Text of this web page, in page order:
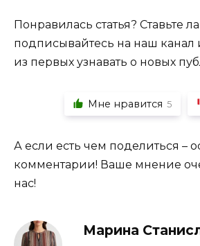
Понравилась статья? Ставьте
подписывайтесь на наш канал
из первых узнавать о новых
Мне нравится 5
А если есть чем поделиться –
комментарии! Ваше мнение
нас!
Марина